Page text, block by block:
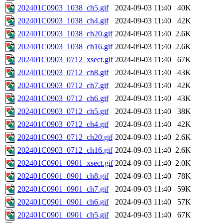
202401C0903_1038_ch5.gif
2024-09-03 11:40
40K
202401C0903_1038_ch4.gif
2024-09-03 11:40
42K
202401C0903_1038_ch20.gif 2024-09-03 11:40 2.6K
202401C0903_1038_ch16.gif 2024-09-03 11:40 2.6K
202401C0903_0712_xsect.gif 2024-09-03 11:40
67K
202401C0903_0712_ch8.gif
2024-09-03 11:40
43K
202401C0903_0712_ch7.gif
2024-09-03 11:40
42K
202401C0903_0712_ch6.gif
2024-09-03 11:40
43K
202401C0903_0712_ch5.gif
2024-09-03 11:40
38K
202401C0903_0712_ch4.gif
2024-09-03 11:40
42K
202401C0903_0712_ch20.gif 2024-09-03 11:40 2.6K
202401C0903_0712_ch16.gif 2024-09-03 11:40 2.6K
202401C0901_0901_xsect.gif 2024-09-03 11:40 2.0K
202401C0901_0901_ch8.gif
2024-09-03 11:40
78K
202401C0901_0901_ch7.gif
2024-09-03 11:40
59K
202401C0901_0901_ch6.gif
2024-09-03 11:40
57K
202401C0901_0901_ch5.gif
2024-09-03 11:40
67K